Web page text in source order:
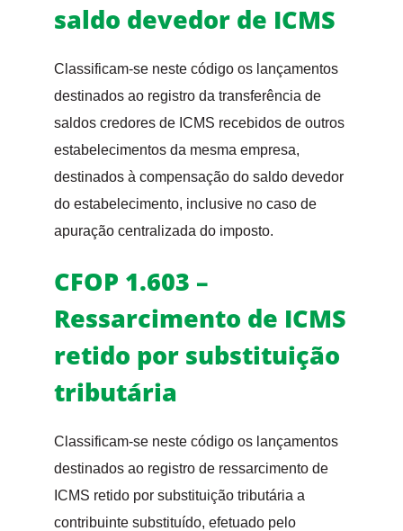
saldo devedor de ICMS
Classificam-se neste código os lançamentos
destinados ao registro da transferência de
saldos credores de ICMS recebidos de outros
estabelecimentos da mesma empresa,
destinados à compensação do saldo devedor
do estabelecimento, inclusive no caso de
apuração centralizada do imposto.
CFOP 1.603 –
Ressarcimento de ICMS
retido por substituição
tributária
Classificam-se neste código os lançamentos
destinados ao registro de ressarcimento de
ICMS retido por substituição tributária a
contribuinte substituído, efetuado pelo